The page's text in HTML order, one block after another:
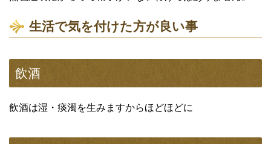
生活で気を付けた方が良い事
飲酒
飲酒は湿・痰濁を生みますからほどほどに